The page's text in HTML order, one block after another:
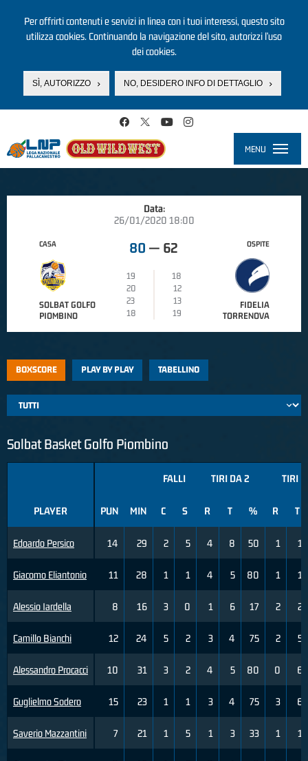
Per offrirti contenuti e servizi in linea con i tuoi interessi, questo sito
utilizza cookies. Continuando la navigazione del sito, autorizzi l’uso
dei cookies.
SÌ, AUTORIZZO NO, DESIDERO INFO DI DETTAGLIO
MENU
Data:
26/01/2020 18:00
CASA
SOLBAT GOLFO
PIOMBINO
80 — 62
19
18
20
12
23
13
18
19
OSPITE
FIDELIA
TORRENOVA
BOXSCORE PLAY BY PLAY TABELLINO
Solbat Basket Golfo Piombino
PLAYER
Edoardo Persico
Giacomo Eliantonio
Alessio Iardella
Camillo Bianchi
Alessandro Procacci
Guglielmo Sodero
Saverio Mazzantini
FALLI TIRI DA 2 TIRI
PUN MIN C S R T % R T
14 29 2 5 4 8 50 1 1
11 28 1 1 4 5 80 1 1
8 16 3 0 1 6 17 2 2
12 24 5 2 3 4 75 2 5
10 31 3 2 4 5 80 0 6
15 23 1 1 3 4 75 3 6
7 21 1 5 1 3 33 1 1